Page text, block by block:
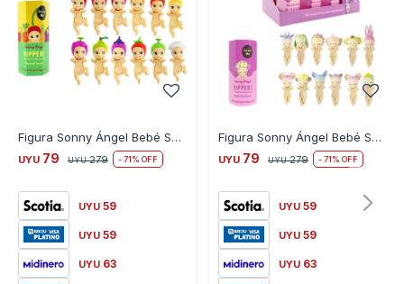
Figura Sonny Ángel Bebé Sorpresa Frutal Series
UYU 79 UYU 279 71
UYU 59
UYU 59
UYU 63
Figura Sonny Ángel Bebé Sorpresa Dreaming Series
UYU 79 UYU 279 71
UYU 59
UYU 59
UYU 63